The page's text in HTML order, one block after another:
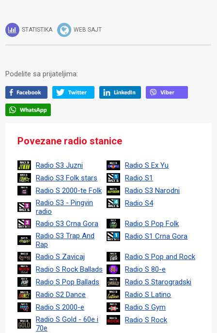
STATISTIKA WEB SAJT
Podelite sa prijateljima:
Povezane radio stanice
Radio S3 Juzni
Radio S Ex Yu
Radio S3 Folk stars
Radio S1
Radio S 2000-te Folk
Radio S3 Narodni
Radio S3 - Pingvin
radio
Radio S4
Radio S3 Crna Gora
Radio S Pop Folk
Radio S3 Trap And
Rap
Radio S1 Crna Gora
Radio S Zavicaj
Radio S Pop and Rock
Radio S Rock Ballads
Radio S 80-e
Radio S Pop Ballads
Radio S Starogradski
Radio S2 Dance
Radio S Latino
Radio S 2000-e
Radio S Gym
Radio S Gold - 60e i
70e
Radio S Rock